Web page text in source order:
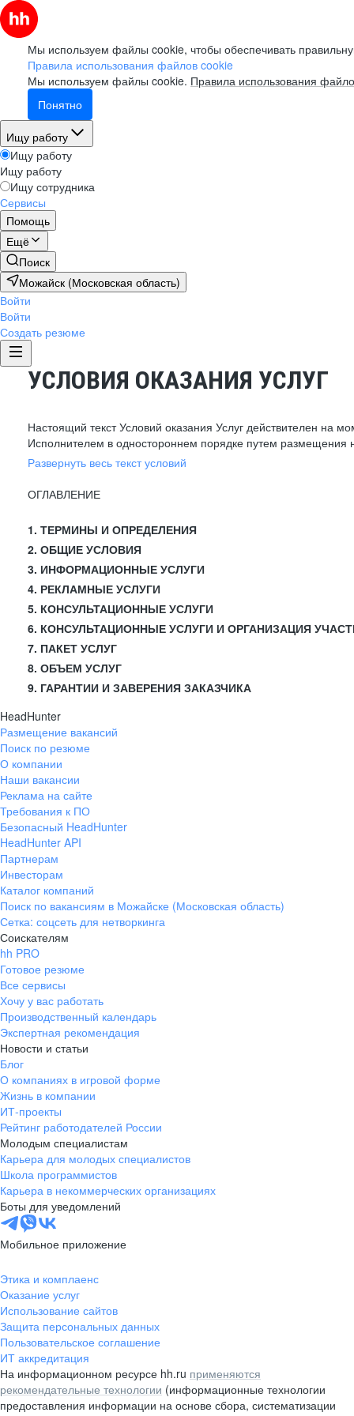
Мы используем файлы cookie, чтобы обеспечивать
Правила использования файлов cookie
Мы используем файлы cookie. Правила использования
Понятно
Ищу работу
Ищу работу
Ищу работу
Ищу сотрудника
Сервисы
Помощь
Ещё
Поиск
Можайск (Московская область)
Войти
Войти
Создать резюме
УСЛОВИЯ ОКАЗАНИЯ УСЛУГ
Настоящий текст Условий оказания Услуг действителен на
Исполнителем в одностороннем порядке путем размещения
Развернуть весь текст условий
ОГЛАВЛЕНИЕ
1. ТЕРМИНЫ И ОПРЕДЕЛЕНИЯ
2. ОБЩИЕ УСЛОВИЯ
3. ИНФОРМАЦИОННЫЕ УСЛУГИ
4. РЕКЛАМНЫЕ УСЛУГИ
5. КОНСУЛЬТАЦИОННЫЕ УСЛУГИ
6. КОНСУЛЬТАЦИОННЫЕ УСЛУГИ И ОРГАНИЗАЦИЯ
7. ПАКЕТ УСЛУГ
8. ОБЪЕМ УСЛУГ
9. ГАРАНТИИ И ЗАВЕРЕНИЯ ЗАКАЗЧИКА
HeadHunter
Размещение вакансий
Поиск по резюме
О компании
Наши вакансии
Реклама на сайте
Требования к ПО
Безопасный HeadHunter
HeadHunter API
Партнерам
Инвесторам
Каталог компаний
Поиск по вакансиям в Можайске (Московская область)
Сетка: соцсеть для нетворкинга
Соискателям
hh PRO
Готовое резюме
Все сервисы
Хочу у вас работать
Производственный календарь
Экспертная рекомендация
Новости и статьи
Блог
О компаниях в игровой форме
Жизнь в компании
ИТ-проекты
Рейтинг работодателей России
Молодым специалистам
Карьера для молодых специалистов
Школа программистов
Карьера в некоммерческих организациях
Боты для уведомлений
Мобильное приложение
Этика и комплаенс
Оказание услуг
Использование сайтов
Защита персональных данных
Пользовательское соглашение
ИТ аккредитация
На информационном ресурсе hh.ru применяются
рекомендательные технологии (информационные технологии
предоставления информации на основе сбора, систематизации